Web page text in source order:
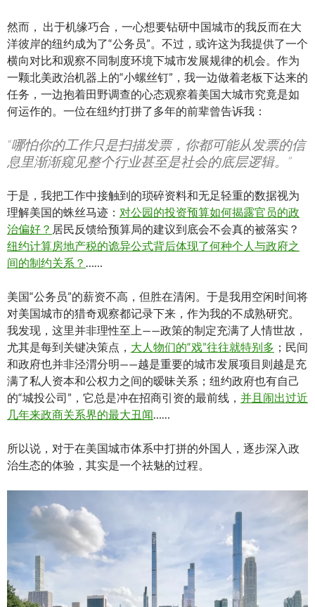
然而， 出于机缘巧合，一心想要钻研中国城市的我反而在大
洋彼岸的纽约成为了“公务员”。不过，或许这为我提供了一个
横向对比和观察不同制度环境下城市发展规律的机会。作为
一颗北美政治机器上的“小螺丝钉”，我一边做着老板下达来的
任务，一边抱着田野调查的心态观察着美国大城市究竟是如
何运作的。一位在纽约打拼了多年的前辈曾告诉我：
“哪怕你的工作只是扫描发票，你都可能从发票的信
息里渐渐窥见整个行业甚至是社会的底层逻辑。”
于是，我把工作中接触到的琐碎资料和无足轻重的数据视为
理解美国的蛛丝马迹： 对公园的投资预算如何揭露官员的政
治偏好？ 居民反馈给预算局的建议到底会不会真的被落实？
纽约计算房地产税的诡异公式背后体现了何种个人与政府之
间的制约关系？
美国“公务员”的薪资不高，但胜在清闲。于是我用空闲时间将
对美国城市的猎奇观察都记录下来，作为我的不成熟研究。
我发现，这里并非理性至上——政策的制定充满了人情世故，
尤其是每到关键决策点， 大人物们的“戏”往往就特别多 ；民间
和政府也并非泾渭分明——越是重要的城市发展项目则越是充
满了私人资本和公权力之间的暧昧关系；纽约政府也有自己
的“城投公司”，它总是冲在招商引资的最前线， 并且闹出过近
几年来政商关系界的最大丑闻
所以说，对于在美国城市体系中打拼的外国人，逐步深入政
治生态的体验，其实是一个祛魅的过程。